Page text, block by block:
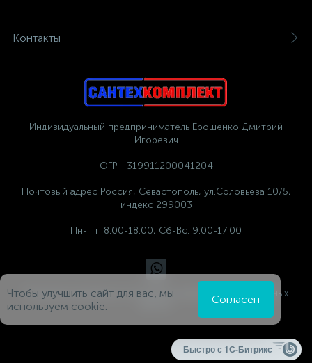
Контакты
Индивидуальный предприниматель Ерошенко Дмитрий
Игоревич
ОГРН 319911200041204
Почтовый адрес Россия, Севастополь, ул.Соловьева 10/5,
индекс 299003
Пн-Пт: 8:00-18:00, Сб-Вс: 9:00-17:00
Политика компании в отношении обработки персональных
Чтобы улучшить сайт для вас, мы
используем cookie.
Согласен
Быстро с 1С-Битрикс